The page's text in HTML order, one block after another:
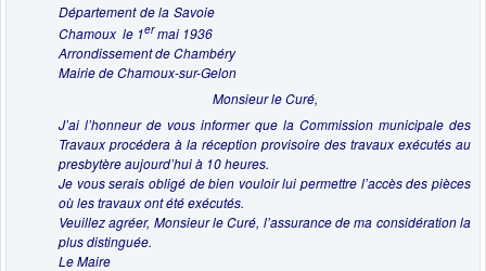
Département de la Savoie
Chamoux le 1ermai 1936
Arrondissement de Chambéry
Mairie de Chamoux-sur-Gelon
Monsieur le Curé,
J’ai l’honneur de vous informer que la Commission municipale des
Travaux procédera à la réception provisoire des travaux exécutés au
presbytère aujourd’hui à 10 heures.
Je vous serais obligé de bien vouloir lui permettre l’accès des pièces
où les travaux ont été exécutés.
Veuillez agréer, Monsieur le Curé, l’assurance de ma considération la
plus distinguée.
Le Maire